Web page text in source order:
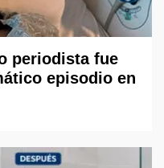
periodista fue
episodio en